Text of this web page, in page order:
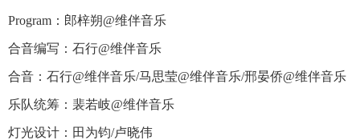
Program：郎梓朔@维伴音乐
合音编写：石行@维伴音乐
合音：石行@维伴音乐/马思莹@维伴音乐/邢晏侨@维伴音乐
乐队统筹：裴若岐@维伴音乐
灯光设计：田为钧/卢晓伟